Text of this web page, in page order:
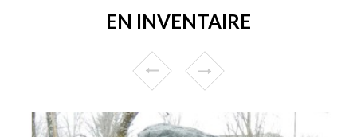
EN INVENTAIRE